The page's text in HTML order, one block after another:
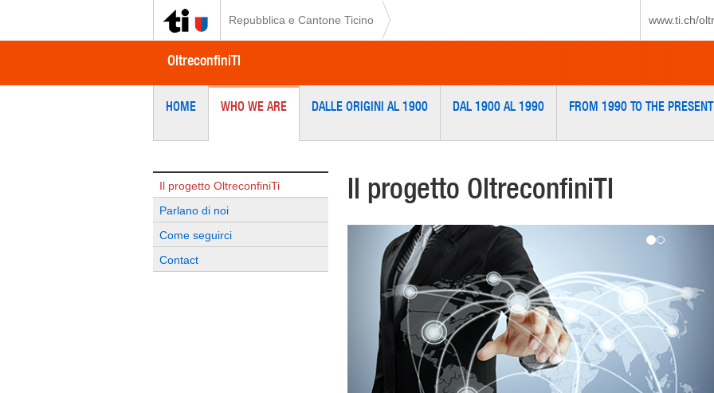
Repubblica e Cantone Ticino www.ti.ch/
OltreconfiniTI
HOME WHO WE ARE DALLE ORIGINI AL 1900 DAL 1900 AL 1990 FROM 1990 TO THE
Il progetto OltreconfiniTi
Parlano di noi
Come seguirci
Contact
Il progetto OltreconfiniTI
Previous